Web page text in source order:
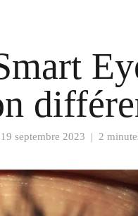
19 septembre 2023 | 2